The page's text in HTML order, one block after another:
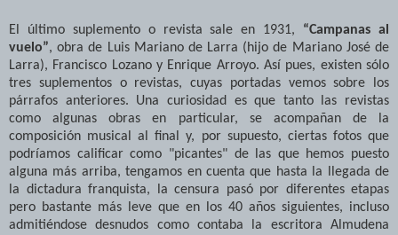
El último suplemento o revista sale en 1931, “Campanas al
vuelo”, obra de Luis Mariano de Larra (hijo de Mariano José de
Larra), Francisco Lozano y Enrique Arroyo. Así pues, existen sólo
tres suplementos o revistas, cuyas portadas vemos sobre los
párrafos anteriores. Una curiosidad es que tanto las revistas
como algunas obras en particular, se acompañan de la
composición musical al final y, por supuesto, ciertas fotos que
podríamos calificar como "picantes" de las que hemos puesto
alguna más arriba, tengamos en cuenta que hasta la llegada de
la dictadura franquista, la censura pasó por diferentes etapas
pero bastante más leve que en los 40 años siguientes, incluso
admitiéndose desnudos como contaba la escritora Almudena